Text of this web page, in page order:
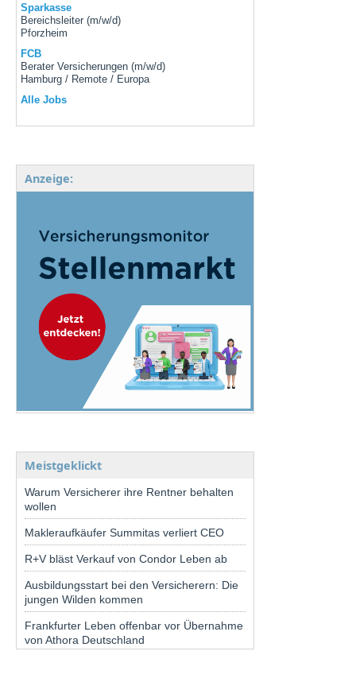
Sparkasse
Bereichsleiter (m/w/d)
Pforzheim
FCB
Berater Versicherungen (m/w/d)
Hamburg / Remote / Europa
Alle Jobs
Anzeige:
Meistgeklickt
Warum Versicherer ihre Rentner behalten
wollen
Makleraufkäufer Summitas verliert CEO
R+V bläst Verkauf von Condor Leben ab
Ausbildungsstart bei den Versicherern: Die
jungen Wilden kommen
Frankfurter Leben offenbar vor Übernahme
von Athora Deutschland